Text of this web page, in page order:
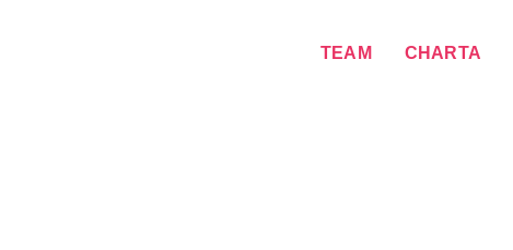
TEAM CHARTA